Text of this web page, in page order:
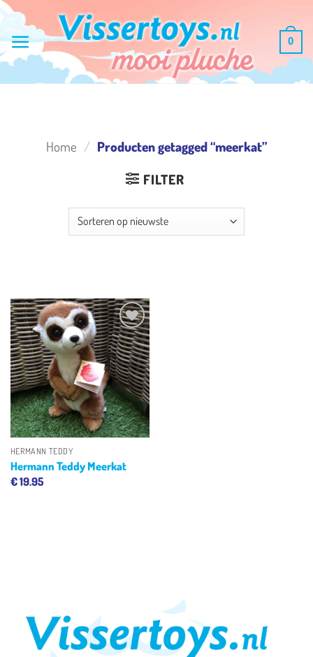
Ga
inhoud
0
Home / Producten getagged “meerkat”
FILTER
Toevoegen
aan
verlanglijst
HERMANN TEDDY
Hermann Teddy Meerkat
€19.95